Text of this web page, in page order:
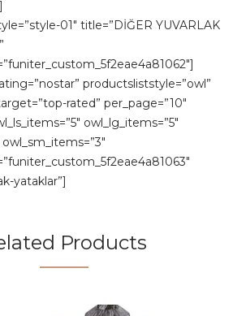
01″ title=”DİĞER YUVARLAK
productsliststyle=”owl”
rated” per_page=”10″
owl_lg_items=”5″
yataklar”]
Products